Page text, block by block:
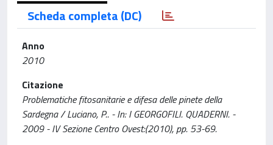
Scheda completa (DC)
Anno
2010
Citazione
Problematiche fitosanitarie e difesa delle pinete della
Sardegna / Luciano, P.. - In: I GEORGOFILI. QUADERNI. -
2009 - IV Sezione Centro Ovest:(2010), pp. 53-69.